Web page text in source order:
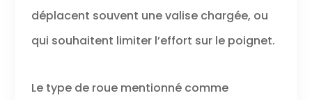
déplacent souvent une valise chargée, ou
qui souhaitent limiter l’effort sur le poignet.
Le type de roue mentionné comme